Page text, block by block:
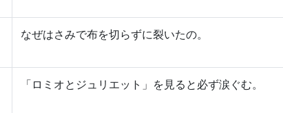
なぜはさみで布を切らずに裂いたの。
「ロミオとジュリエット」を見ると必ず涙ぐむ。